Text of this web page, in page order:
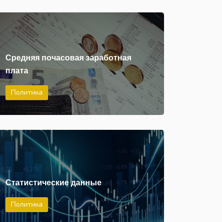
Средняя почасовая заработная
плата
Политика
Статистические данные
Политика